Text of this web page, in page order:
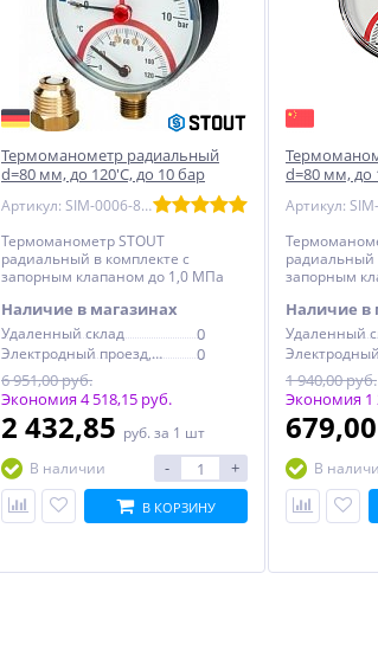
Термоманометр радиальный
d=80 мм, до 120'С, до 10 бар
Артикул: SIM-0006-801015
Термоманометр STOUT
радиальный в комплекте с
запорным клапаном до 1,0 МПа
Наличие в магазинах
Удаленный склад 0
Электродный проезд, 6с1
0
6 951,00 руб.
Экономия 4 518,15 руб.
2 432,85 руб. за 1 шт
В наличии
- +
В КОРЗИНУ
d=80 мм, до
радиальный
запорным
Наличие в
Удаленный
1 940,00 руб.
Экономия 1
679,00
В